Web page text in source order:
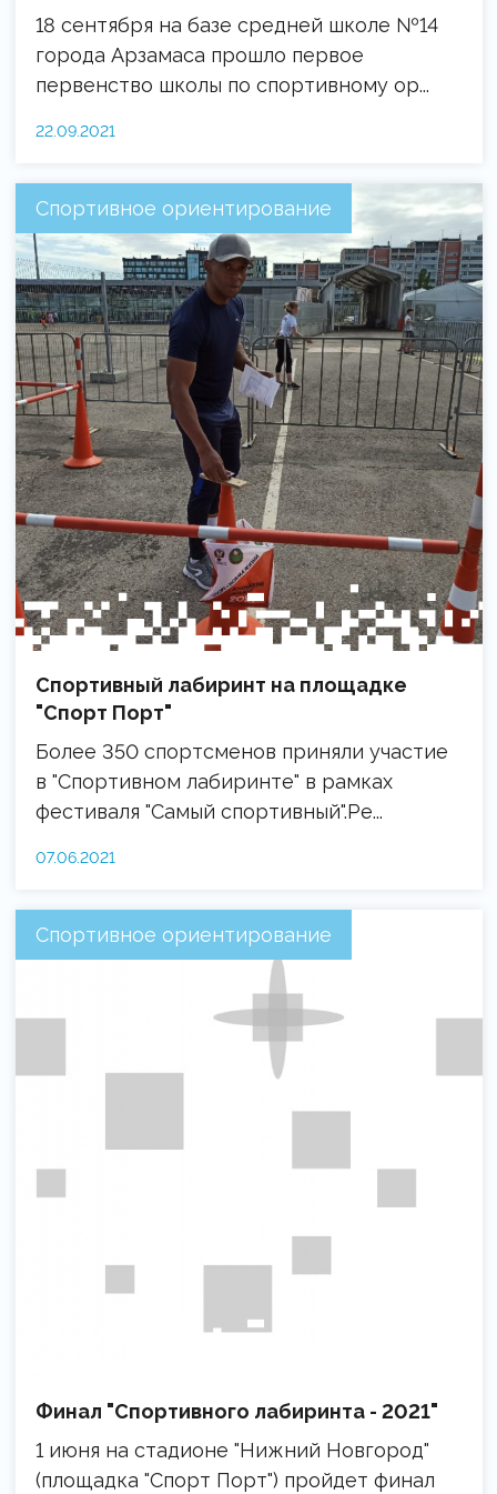
18 сентября на базе средней школе №14
города Арзамаса прошло первое
первенство школы по спортивному ор...
22.09.2021
Спортивное ориентирование
Спортивный лабиринт на площадке
"Спорт Порт"
Более 350 спортсменов приняли участие
в "Спортивном лабиринте" в рамках
фестиваля "Самый спортивный".Ре...
07.06.2021
Спортивное ориентирование
Финал "Спортивного лабиринта - 2021"
1 июня на стадионе "Нижний Новгород"
(площадка "Спорт Порт") пройдет финал